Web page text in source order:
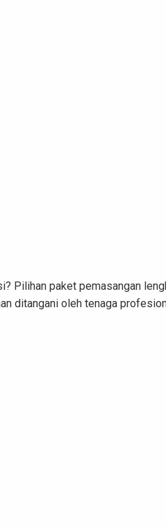
Pilihan paket pemasangan
ditangani oleh tenaga